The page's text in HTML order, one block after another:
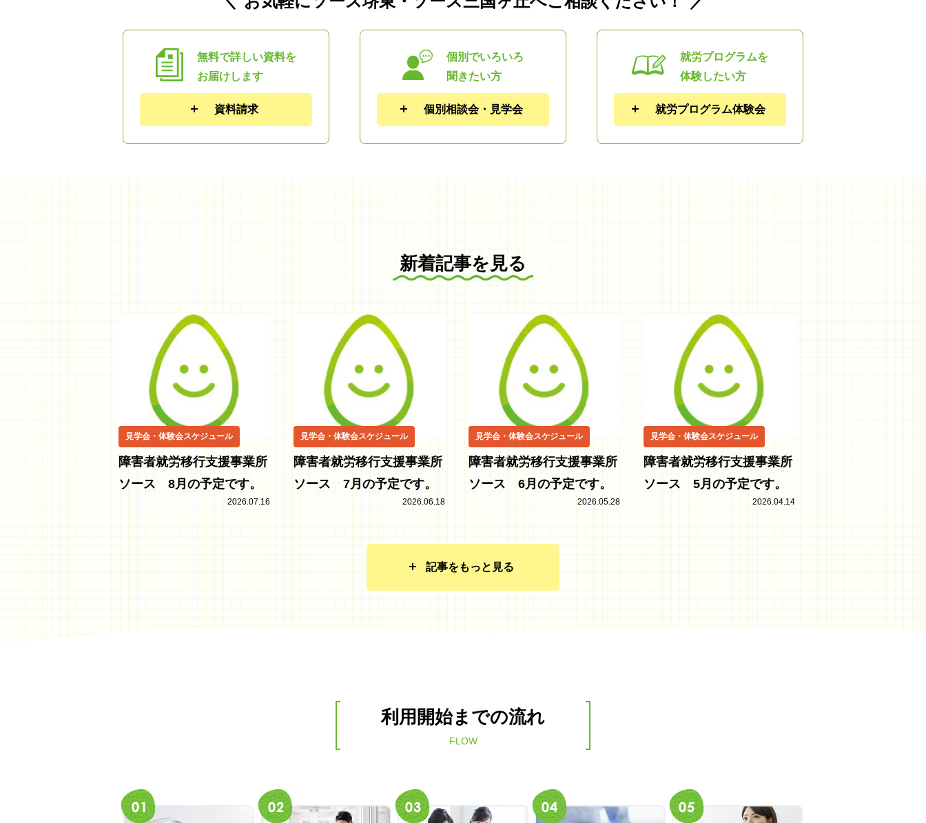
無料で詳しい資料を
お届けします
資料請求
個別でいろいろ
聞きたい方
個別相談会・見学会
就労プログラムを
体験したい方
就労プログラム体験会
新着記事を見る
見学会・体験会スケジュール
障害者就労移行支援事業所
ソース 8月の予定です。
2026.07.16
見学会・体験会スケジュール
障害者就労移行支援事業所
ソース 7月の予定です。
2026.06.18
見学会・体験会スケジュール
障害者就労移行支援事業所
ソース 6月の予定です。
2026.05.28
見学会・体験会スケジュール
障害者就労移行支援事業所
ソース 5月の予定です。
2026.04.14
記事をもっと見る
利用開始までの流れ
FLOW